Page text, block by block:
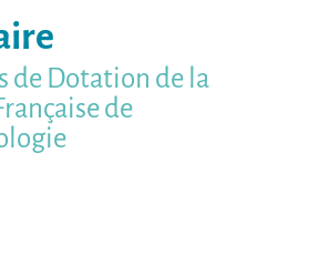
de Dotation de la
de